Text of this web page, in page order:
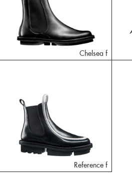
Chelsea f
Reference f